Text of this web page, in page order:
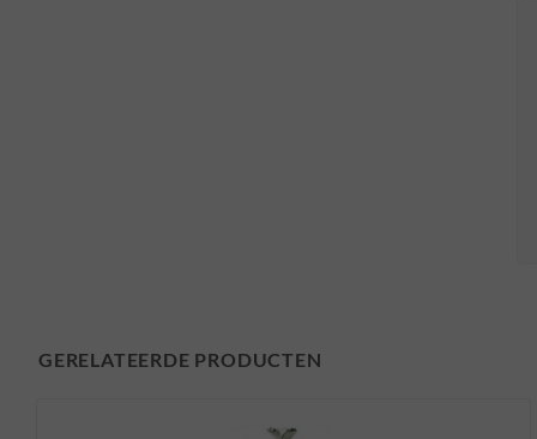
GERELATEERDE PRODUCTEN